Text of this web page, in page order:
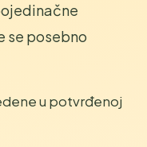
se posebno
u potvrđenoj